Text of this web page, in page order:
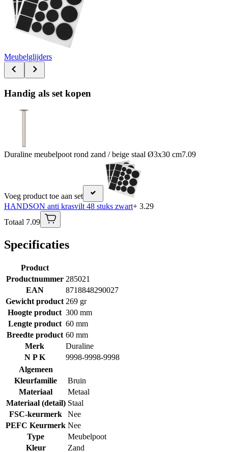
Meubelglijders
Handig als set kopen
Duraline meubelpoot rond zand / beige staal Ø3x30 cm7.09
Voeg product toe aan set
HANDSON anti krasvilt 48 stuks zwart+ 3.29
Totaal 7.09
Specificaties
Product
Productnummer 285021
EAN
8718848290027
Gewicht product 269 gr
Hoogte product 300 mm
Lengte product 60 mm
Breedte product 60 mm
Merk
Duraline
N P K
9998-9998-9998
Algemeen
Kleurfamilie
Bruin
Materiaal
Metaal
Materiaal (detail) Staal
FSC-keurmerk
Nee
PEFC Keurmerk Nee
Type
Meubelpoot
Kleur
Zand